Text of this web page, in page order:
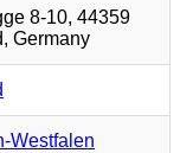
8-10, 44359
Germany
Westfalen